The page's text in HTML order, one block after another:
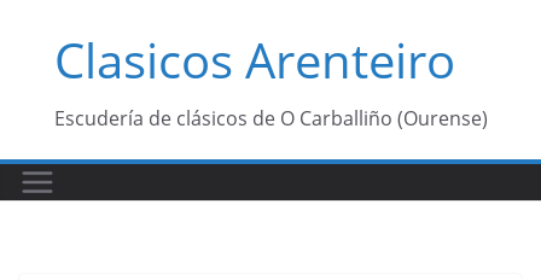
contenidoClasicos Arenteiro
Escudería de clásicos de O Carballiño (Ourense)